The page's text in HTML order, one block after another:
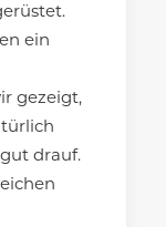
ein
gezeigt,
drauf.